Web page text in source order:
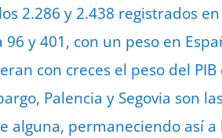
2.286 y 2.438 registrados
y 401, con un peso en
con creces el peso del
Palencia y Segovia son
alguna, permaneciendo así a